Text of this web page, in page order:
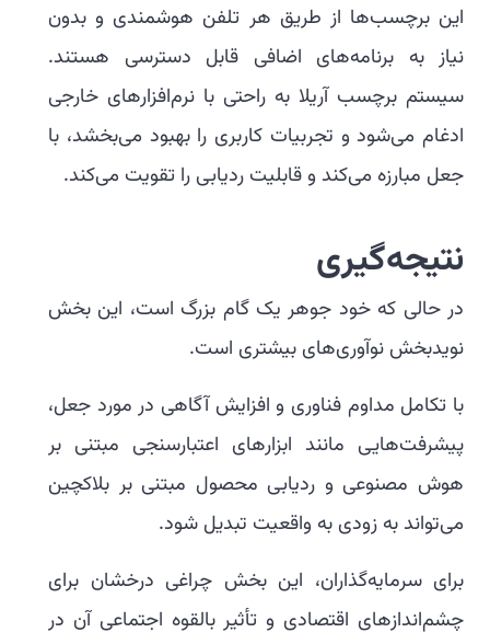
این برچسب‌ها از طریق هر تلفن هوشمندی و بدون
نیاز به برنامه‌های اضافی قابل دسترسی هستند.
سیستم برچسب آریلا به راحتی با نرم‌افزارهای خارجی
ادغام می‌شود و تجربیات کاربری را بهبود می‌بخشد، با
جعل مبارزه می‌کند و قابلیت ردیابی را تقویت می‌کند.
نتیجه‌گیری
در حالی که خود جوهر یک گام بزرگ است، این بخش
نویدبخش نوآوری‌های بیشتری است.
با تکامل مداوم فناوری و افزایش آگاهی در مورد جعل،
پیشرفت‌هایی مانند ابزارهای اعتبارسنجی مبتنی بر
هوش مصنوعی و ردیابی محصول مبتنی بر بلاکچین
می‌تواند به زودی به واقعیت تبدیل شود.
برای سرمایه‌گذاران، این بخش چراغی درخشان برای
چشم‌اندازهای اقتصادی و تأثیر بالقوه اجتماعی آن در